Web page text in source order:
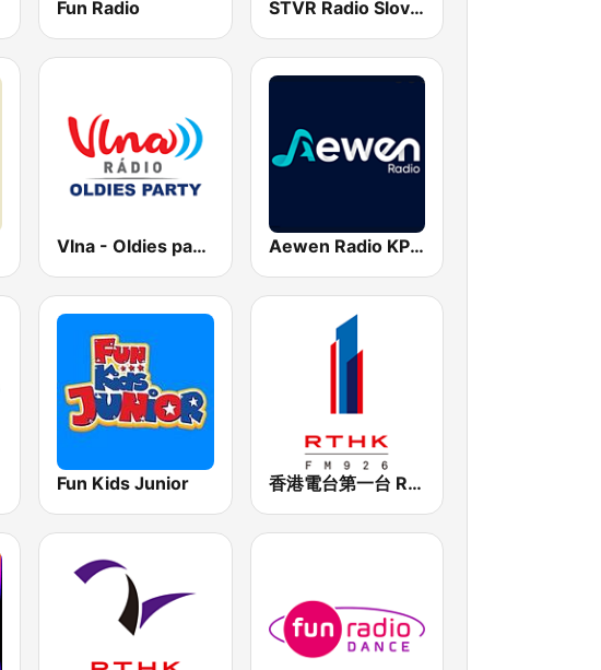
Fun Radio STVR Radio Slovensko
Vlna - Oldies party Aewen Radio KPOP
Fun Kids Junior 香港電台第一台 RTHK Radio 1